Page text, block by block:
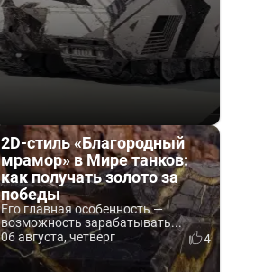
2D-стиль «Благородный
мрамор» в Мире танков:
как получать золото за
победы
Его главная особенность —
возможность зарабатывать...
06 августа, четверг
4